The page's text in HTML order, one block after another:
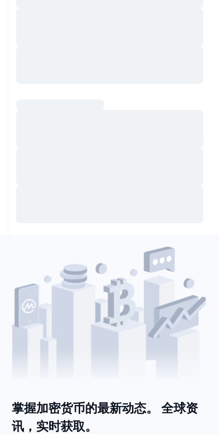
掌握加密货币的最新动态。 全球资
讯，实时获取。